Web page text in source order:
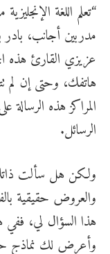
“تعلم اللغة
مدربين أجانب، بادر
عزيزي القارئ هذه
هاتفك، وحتى إن لم
المراكز هذه
الرسائل.
ولكن هل سألت
والعروض حقيقية
هذا السؤال لي،
وأعرض لك نماذج